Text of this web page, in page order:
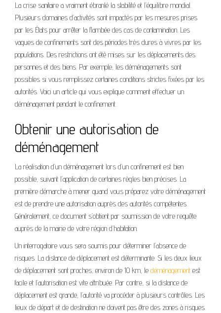
La crise sanitaire a vraiment ébranlé la stabilité et l’équilibre mondial.
Plusieurs domaines d’activités sont impactés par les mesures prises
par les États pour arrêter la flambée des cas de contamination. Les
vagues de confinements sont des périodes très dures à vivres par les
populations. Des restrictions ont été mises sur les déplacements des
personnes et des biens. Par exemple, les déménagements sont
possibles si vous remplissez certaines conditions strictes fixées par les
autorités. Voici un article qui vous explique comment effectuer un
déménagement pendant le confinement.
Obtenir une autorisation de
déménagement
La réalisation d’un déménagement lors d’un confinement est bien
possible, suivant l’application de certaines règles bien précises. La
première démarche à mener quand vous préparez votre déménagement
est de prendre une autorisation auprès des autorités compétentes.
Généralement, ce document s’obtient par soumission de votre requête
auprès de la mairie de votre région d’habitation.
Un interrogatoire vous sera soumis pour déterminer l’absence de
risques. La distance de déplacement est déterminante. Si les deux lieux
de déplacement sont proches, environ de 10 km, le déménagement est
facile et l’autorisation est vite attribuée. Par contre, si la distance de
déplacement est grande, l’autorité va procéder à plusieurs contrôles. Les
lieux de départ et de destination ne doivent pas être des zones à risques.